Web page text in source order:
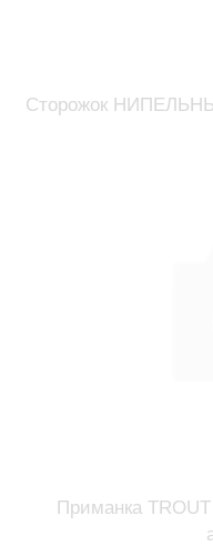
Сторожок
Приманка